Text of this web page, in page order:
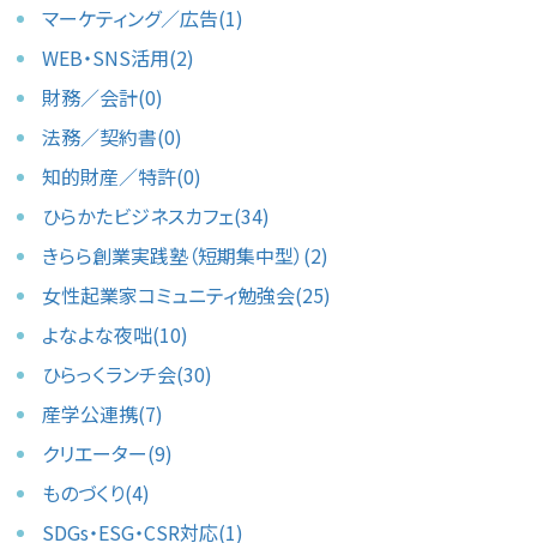
マーケティング／広告(1)
WEB・SNS活用(2)
財務／会計(0)
法務／契約書(0)
知的財産／特許(0)
ひらかたビジネスカフェ(34)
きらら創業実践塾（短期集中型）(2)
女性起業家コミュニティ勉強会(25)
よなよな夜咄(10)
ひらっくランチ会(30)
産学公連携(7)
クリエーター(9)
ものづくり(4)
SDGs・ESG・CSR対応(1)